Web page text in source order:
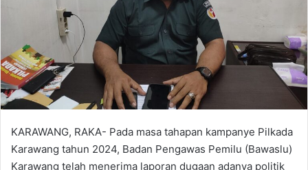
KARAWANG, RAKA- Pada masa tahapan kampanye Pilkada
Karawang tahun 2024, Badan Pengawas Pemilu (Bawaslu)
Karawang telah menerima laporan dugaan adanya politik